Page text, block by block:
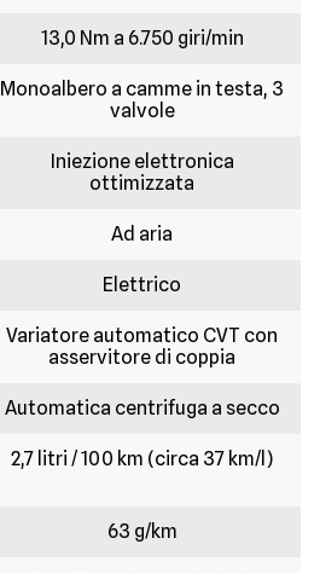
13,0 Nm a 6.750 giri/min
Monoalbero a camme in testa, 3
valvole
Iniezione elettronica
ottimizzata
Ad aria
Elettrico
Variatore automatico CVT con
asservitore di coppia
Automatica centrifuga a secco
2,7 litri / 100 km (circa 37 km/l)
63 g/km